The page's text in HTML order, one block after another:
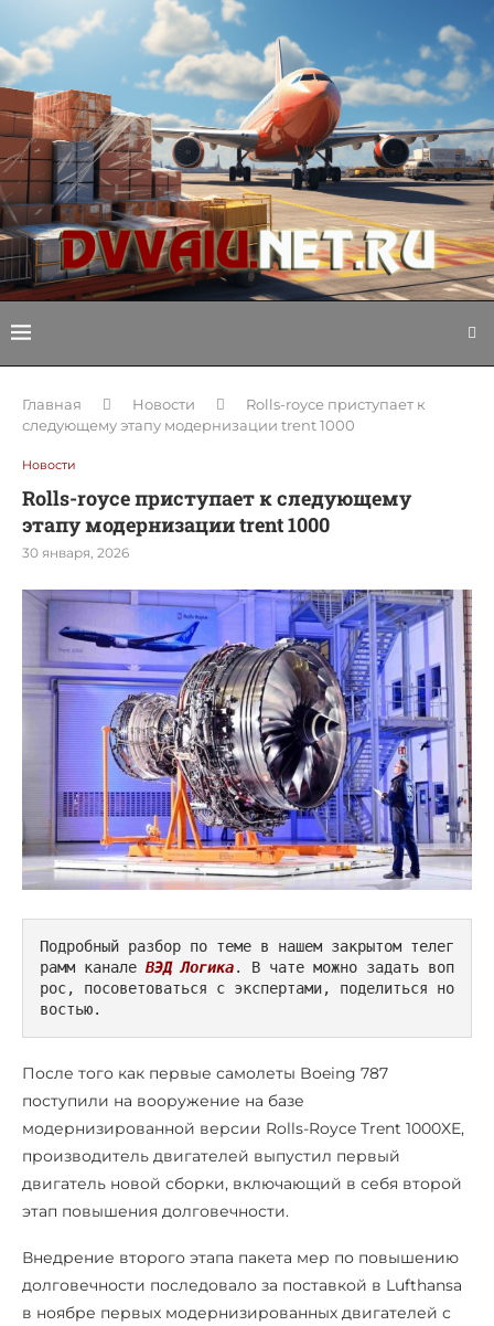
Главная Новости
Rolls-royce приступает к
следующему этапу модернизации trent 1000
Новости
Rolls-royce приступает к следующему
этапу модернизации trent 1000
30 января, 2026
Подробный разбор по теме в нашем закрытом телег
рамм канале ВЭД Логика. В чате можно задать воп
рос, посоветоваться с экспертами, поделиться но
востью.
После того как первые самолеты Boeing 787
поступили на вооружение на базе
модернизированной версии Rolls-Royce Trent 1000XE,
производитель двигателей выпустил первый
двигатель новой сборки, включающий в себя второй
этап повышения долговечности.
Внедрение второго этапа пакета мер по повышению
долговечности последовало за поставкой в Lufthansa
в ноябре первых модернизированных двигателей с